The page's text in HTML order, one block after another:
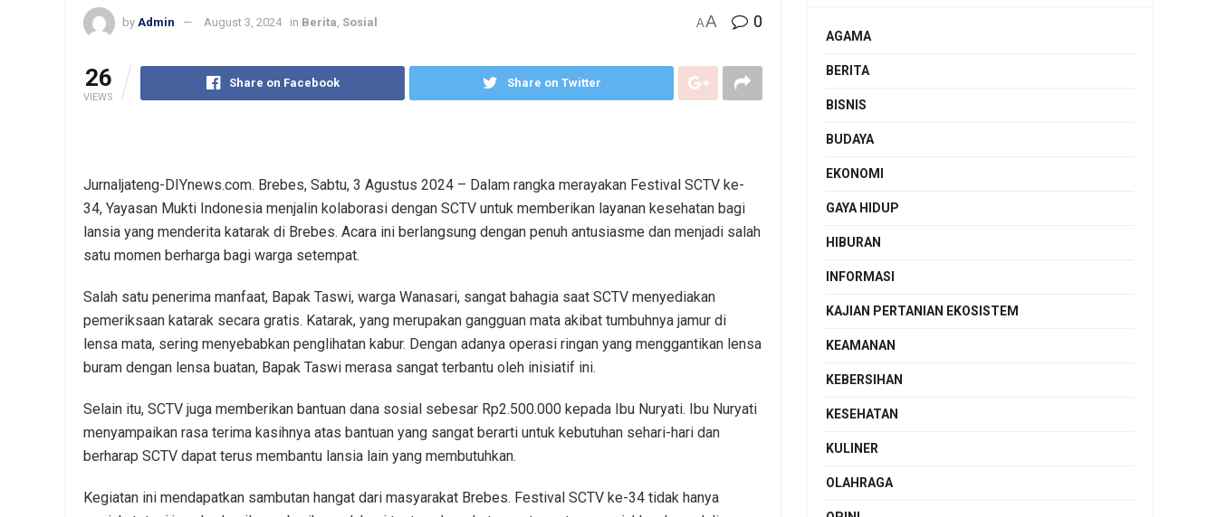
by Admin August 3, 2024 in Berita Sosial AA 0
26
VIEWS
Share on Facebook Share on Twitter
Jurnaljateng-DIYnews.com. Brebes, Sabtu, 3 Agustus 2024 – Dalam rangka merayakan Festival SCTV ke-
34, Yayasan Mukti Indonesia menjalin kolaborasi dengan SCTV untuk memberikan layanan kesehatan bagi
lansia yang menderita katarak di Brebes. Acara ini berlangsung dengan penuh antusiasme dan menjadi salah
satu momen berharga bagi warga setempat.
Salah satu penerima manfaat, Bapak Taswi, warga Wanasari, sangat bahagia saat SCTV menyediakan
pemeriksaan katarak secara gratis. Katarak, yang merupakan gangguan mata akibat tumbuhnya jamur di
lensa mata, sering menyebabkan penglihatan kabur. Dengan adanya operasi ringan yang menggantikan lensa
buram dengan lensa buatan, Bapak Taswi merasa sangat terbantu oleh inisiatif ini.
Selain itu, SCTV juga memberikan bantuan dana sosial sebesar Rp2.500.000 kepada Ibu Nuryati. Ibu Nuryati
menyampaikan rasa terima kasihnya atas bantuan yang sangat berarti untuk kebutuhan sehari-hari dan
berharap SCTV dapat terus membantu lansia lain yang membutuhkan.
Kegiatan ini mendapatkan sambutan hangat dari masyarakat Brebes. Festival SCTV ke-34 tidak hanya
AGAMA
BERITA
BISNIS
BUDAYA
EKONOMI
GAYA HIDUP
HIBURAN
INFORMASI
KAJIAN PERTANIAN EKOSISTEM
KEAMANAN
KEBERSIHAN
KESEHATAN
KULINER
OLAHRAGA